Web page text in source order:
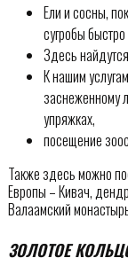
Ели и сосны,
сугробы
Здесь
К нашим
заснеженному
упряжках,
посещение
Также здесь можно
Европы – Кивач,
Валаамский
ЗОЛОТОЕ